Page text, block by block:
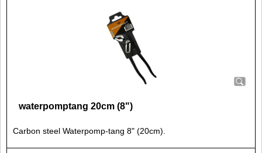
waterpomptang 20cm (8")
Carbon steel Waterpomp-tang 8" (20cm).